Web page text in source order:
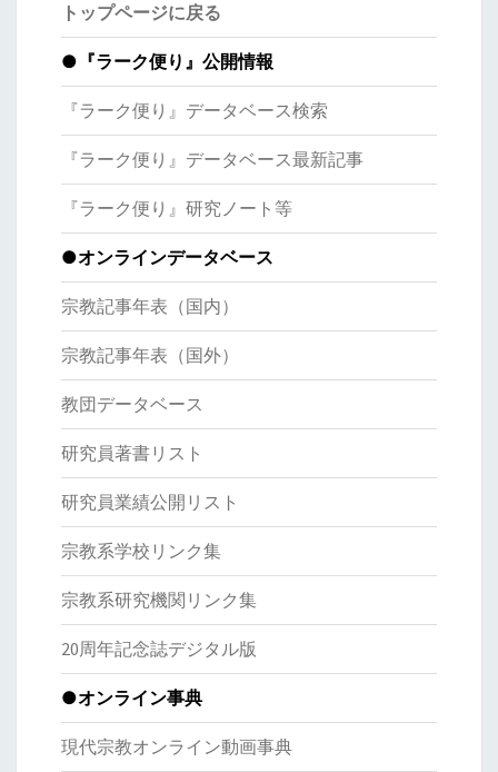
トップページに戻る
● 『ラーク便り』公開情報
『ラーク便り』データベース検索
『ラーク便り』データベース最新記事
『ラーク便り』研究ノート等
●オンラインデータベース
宗教記事年表（国内）
宗教記事年表（国外）
教団データベース
研究員著書リスト
研究員業績公開リスト
宗教系学校リンク集
宗教系研究機関リンク集
20周年記念誌デジタル版
●オンライン事典
現代宗教オンライン動画事典